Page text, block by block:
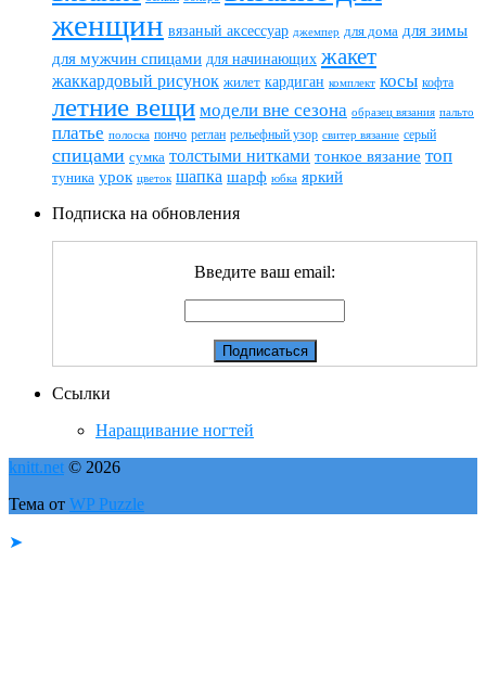
женщин вязаный аксессуар джемпер для дома для зимы
для мужчин спицами для начинающих жакет
жаккардовый рисунок жилет кардиган комплект косы кофта
летние вещи модели вне сезона образец вязания пальто
платье полоска пончо реглан рельефный узор свитер вязание серый
спицами сумка толстыми нитками тонкое вязание топ
туника урок цветок шапка шарф юбка яркий
Подписка на обновления
Введите ваш email:
Ссылки
Наращивание ногтей
knitt.net © 2026
Тема от WP Puzzle
➤